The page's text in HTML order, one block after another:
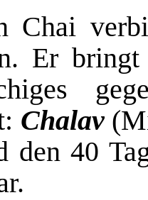
Chai
Er
Chalav
den 40